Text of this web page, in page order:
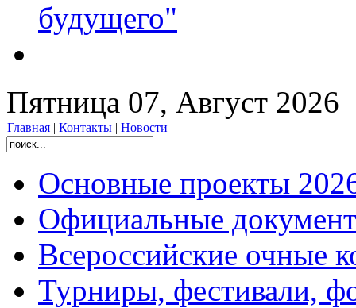
будущего"
Пятница 07, Август 2026
Главная | Контакты | Новости
Основные проекты
Официальные
Всероссийские очные
Турниры, фестивали,